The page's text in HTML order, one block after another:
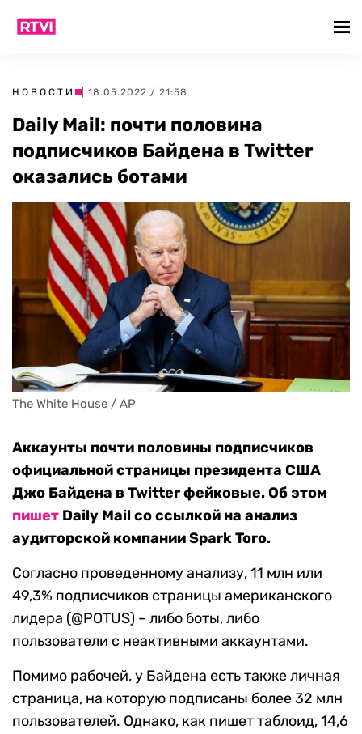
НОВОСТИ | 18.05.2022 / 21:58
Daily Mail: почти половина
подписчиков Байдена в Twitter
оказались ботами
The White House / AP
Аккаунты почти половины подписчиков
официальной страницы президента США
Джо Байдена в Twitter фейковые. Об этом
пишет Daily Mail со ссылкой на анализ
аудиторской компании Spark Toro.
Согласно проведенному анализу, 11 млн или
49,3% подписчиков страницы американского
лидера (@POTUS) – либо боты, либо
пользователи с неактивными аккаунтами.
Помимо рабочей, у Байдена есть также личная
страница, на которую подписаны более 32 млн
пользователей. Однако, как пишет таблоид, 14,6